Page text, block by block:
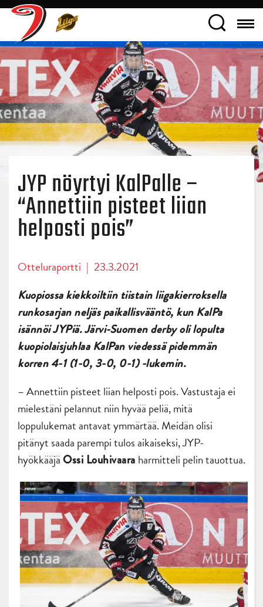
JYP nöyrtyi KalPalle –
“Annettiin pisteet liian
helposti pois”
Otteluraportti | 23.3.2021
Kuopiossa kiekkoiltiin tiistain liigakierroksella
runkosarjan neljäs paikallisvääntö, kun KalPa
isännöi JYPiä. Järvi-Suomen derby oli lopulta
kuopiolaisjuhlaa KalPan viedessä pidemmän
korren 4-1 (1-0, 3-0, 0-1) -lukemin.
– Annettiin pisteet liian helposti pois. Vastustaja ei
mielestäni pelannut niin hyvää peliä, mitä
loppulukemat antavat ymmärtää. Meidän olisi
pitänyt saada parempi tulos aikaiseksi, JYP-
hyökkääjäOssi Louhivaara harmitteli pelin tauottua.